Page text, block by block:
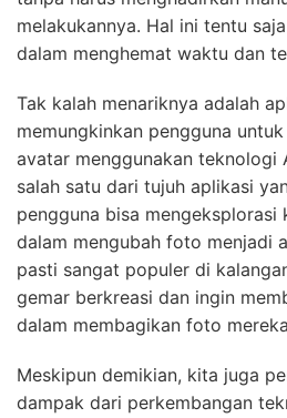
melakukannya. Hal ini tentu
dalam menghemat waktu dan
Tak kalah menariknya adalah
memungkinkan pengguna
avatar menggunakan teknologi
salah satu dari tujuh aplikasi
pengguna bisa mengeksplorasi
dalam mengubah foto menjadi
pasti sangat populer di
gemar berkreasi dan ingin
dalam membagikan foto
Meskipun demikian, kita juga
dampak dari perkembangan